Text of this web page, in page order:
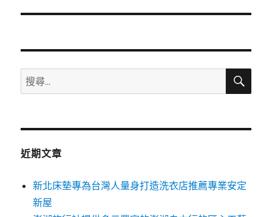
文
搜
尋
鍵
搜
近期文章
新北床墊專為台灣人量身打造洗衣店推薦專業安定
新屋